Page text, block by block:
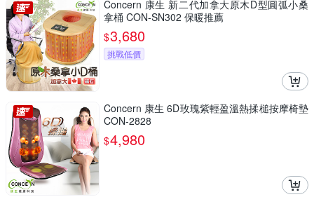
Concern 康生 新二代加拿大原木D型圓弧小桑
拿桶 CON-SN302 保暖推薦
$3,680
挑戰低價
Concern 康生 6D玫瑰紫輕盈溫熱揉槌按摩椅墊
CON-2828
$4,980